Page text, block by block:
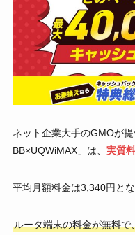
ネット企業大手のGMOが
BB×UQWiMAX」は、 実質
平均月額料金は3,340円とな
ルータ端末の料金が無料